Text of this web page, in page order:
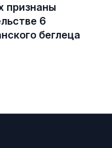
признаны
6
беглеца